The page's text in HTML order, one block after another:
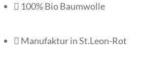
100% Bio Baumwolle
Manufaktur in St.Leon-Rot